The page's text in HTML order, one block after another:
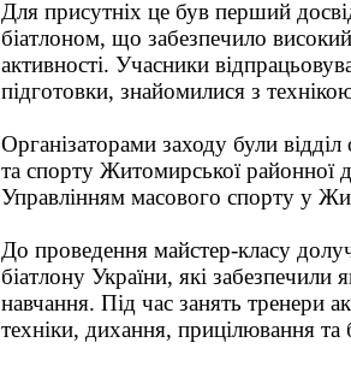
Для присутніх це був перший
біатлоном, що забезпечило високий
активності. Учасники
підготовки, знайомилися з
Організаторами заходу були
та спорту Житомирської районної
Управлінням масового спорту у
До проведення майстер-класу
біатлону України, які забезпечили
навчання. Під час занять тренери
техніки, дихання, прицілювання та